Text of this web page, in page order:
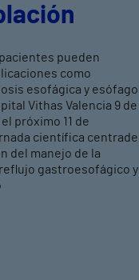
pueden
como
esofágica y esófago
Vithas Valencia 9 de
próximo 11 de
científica centrade
del manejo de la
gastroesofágico y